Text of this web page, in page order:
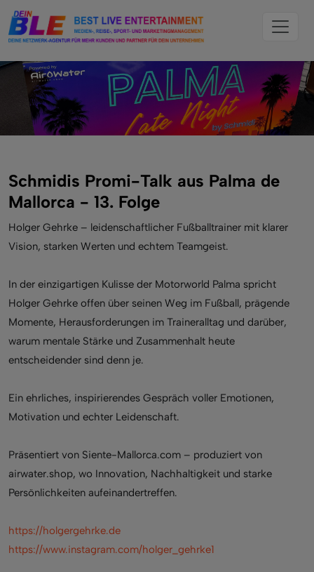
Schmidis Promi-Talk aus Palma de
Mallorca - 13. Folge
Holger Gehrke – leidenschaftlicher Fußballtrainer mit klarer
Vision, starken Werten und echtem Teamgeist.
In der einzigartigen Kulisse der Motorworld Palma spricht
Holger Gehrke offen über seinen Weg im Fußball, prägende
Momente, Herausforderungen im Traineralltag und darüber,
warum mentale Stärke und Zusammenhalt heute
entscheidender sind denn je.
Ein ehrliches, inspirierendes Gespräch voller Emotionen,
Motivation und echter Leidenschaft.
Präsentiert von Siente-Mallorca.com – produziert von
airwater.shop, wo Innovation, Nachhaltigkeit und starke
Persönlichkeiten aufeinandertreffen.
https://holgergehrke.de
https://www.instagram.com/holger_gehrke1